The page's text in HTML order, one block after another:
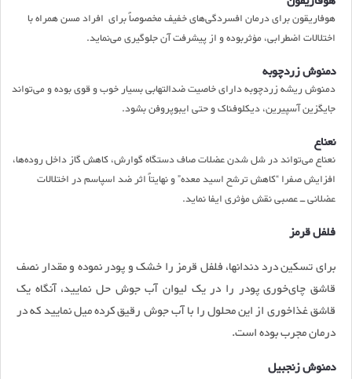
هوفاریقون برای درمان افسردگی‌های خفیف مخصوصاً برای افراد مسن همراه با
اختلالات اضطرابی، مؤثربوده و از پیشرفت آن جلوگیری می‌نماید.
دمنوش زردچوبه
دمنوش ریشه زردچوبه دارای خاصیت ضدالتهابی بسیار خوب و قوی بوده و می‌تواند
جایگزین آسپیرین، دیکلوفناک و حتی ایبوپروفن بشود.
نعناع
نعناعمی‌تواند در شل شدن عضلات صاف دستگاه گوارش، کاهش گاز داخل روده‌ها،
افزایش صفرا “کاهش ترشح اسید معده” و نهایتاً اثر ضد اسپاسم در اختلالات
عضلانی ــ عصبی نقش مؤثری ایفا نماید.
فلفل قرمز
برای تسکین درد دندانها، فلفل قرمز را خشک و پودر نموده و مقدار نصف
قاشق چای‌خوری پودر را در یک لیوان آب جوش حل نمایید، آنگاه یک
قاشق غذاخوری از این محلول را با آب جوش رقیق کرده میل نمایید که در
درمان مجرب بوده است.
دمنوش زنجبیل